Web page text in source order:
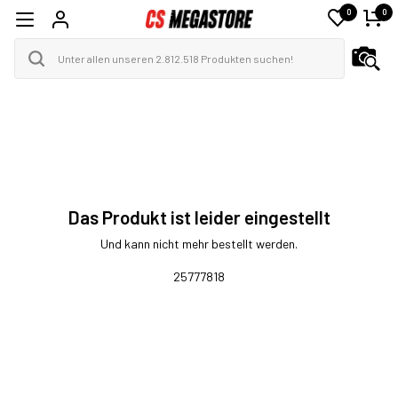
0 0
Das Produkt ist leider eingestellt
Und kann nicht mehr bestellt werden.
25777818